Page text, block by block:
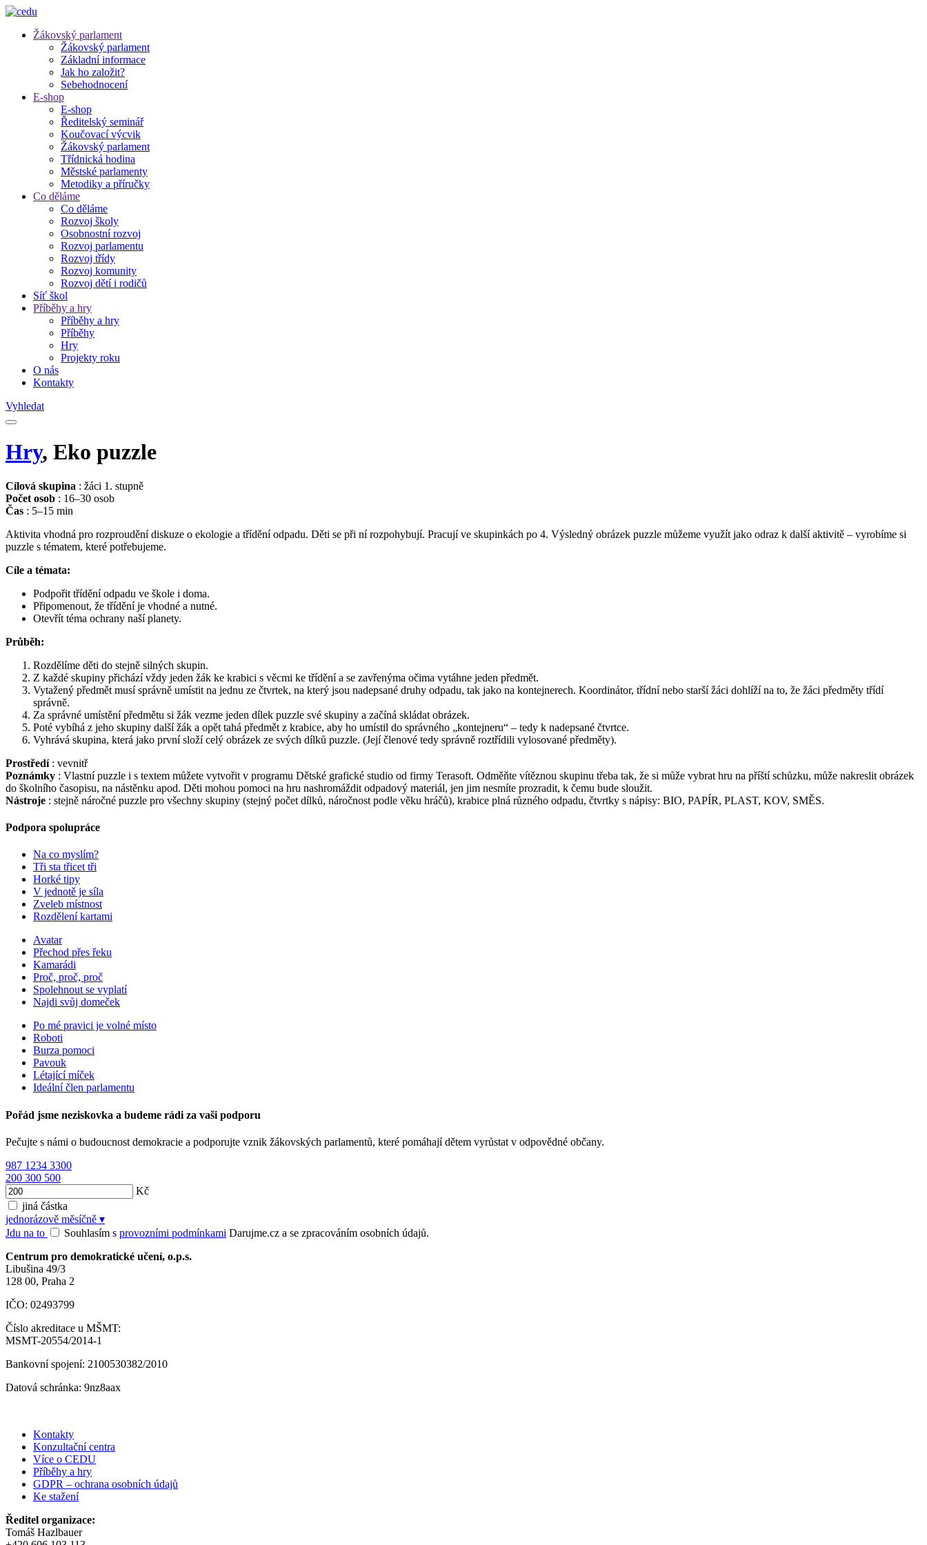
Žákovský parlament
Žákovský parlament
Základní informace
Jak ho založit?
Sebehodnocení
E-shop
E-shop
Ředitelský seminář
Koučovací výcvik
Žákovský parlament
Třídnická hodina
Městské parlamenty
Metodiky a příručky
Co děláme
Co děláme
Rozvoj školy
Osobnostní rozvoj
Rozvoj parlamentu
Rozvoj třídy
Rozvoj komunity
Rozvoj dětí i rodičů
Síť škol
Příběhy a hry
Příběhy a hry
Příběhy
Hry
Projekty roku
O nás
Kontakty
Vyhledat
Hry, Eko puzzle
Cílová skupina : žáci 1. stupně
Počet osob : 16–30 osob
Čas : 5–15 min
Aktivita vhodná pro rozproudění diskuze o ekologie a třídění odpadu. Děti se při ní rozpohybují. Pracují ve skupinkách po 4. Výsledný obrázek puzzle můžeme využít jako odraz k další aktivitě – vyrobíme si
puzzle s tématem, které potřebujeme.
Cíle a témata:
Podpořit třídění odpadu ve škole i doma.
Připomenout, že třídění je vhodné a nutné.
Otevřít téma ochrany naší planety.
Průběh:
Rozdělíme děti do stejně silných skupin.
Z každé skupiny přichází vždy jeden žák ke krabici s věcmi ke třídění a se zavřenýma očima vytáhne jeden předmět.
Vytažený předmět musí správně umístit na jednu ze čtvrtek, na který jsou nadepsané druhy odpadu, tak jako na kontejnerech. Koordinátor, třídní nebo starší žáci dohlíží na to, že žáci předměty třídí
správně.
Za správné umístění předmětu si žák vezme jeden dílek puzzle své skupiny a začíná skládat obrázek.
Poté vybíhá z jeho skupiny další žák a opět tahá předmět z krabice, aby ho umístil do správného „kontejneru“ – tedy k nadepsané čtvrtce.
Vyhrává skupina, která jako první složí celý obrázek ze svých dílků puzzle. (Její členové tedy správně roztřídili vylosované předměty).
Prostředí : vevnitř
Poznámky : Vlastní puzzle i s textem můžete vytvořit v programu Dětské grafické studio od firmy Terasoft. Odměňte vítěznou skupinu třeba tak, že si může vybrat hru na příští schůzku, může nakreslit obrázek
do školního časopisu, na nástěnku apod. Děti mohou pomoci na hru nashromáždit odpadový materiál, jen jim nesmíte prozradit, k čemu bude sloužit.
Nástroje : stejně náročné puzzle pro všechny skupiny (stejný počet dílků, náročnost podle věku hráčů), krabice plná různého odpadu, čtvrtky s nápisy: BIO, PAPÍR, PLAST, KOV, SMĚS.
Podpora spolupráce
Na co myslím?
Tři sta třicet tři
Horké tipy
V jednotě je síla
Zveleb místnost
Rozdělení kartami
Avatar
Přechod přes řeku
Kamarádi
Proč, proč, proč
Spolehnout se vyplatí
Najdi svůj domeček
Po mé pravici je volné místo
Roboti
Burza pomoci
Pavouk
Létající míček
Ideální člen parlamentu
Pořád jsme neziskovka a budeme rádi za vaši podporu
Pečujte s námi o budoucnost demokracie a podporujte vznik žákovských parlamentů, které pomáhají dětem vyrůstat v odpovědné občany.
987 1234 3300
200 300 500
Kč
jiná částka
jednorázově měsíčně ▾
Jdu na to
Souhlasím s provozními podmínkami Darujme.cz a se zpracováním osobních údajů.
Centrum pro demokratické učení, o.p.s.
Libušina 49/3
128 00, Praha 2
IČO: 02493799
Číslo akreditace u MŠMT:
MSMT-20554/2014-1
Bankovní spojení: 2100530382/2010
Datová schránka: 9nz8aax
Kontakty
Konzultační centra
Více o CEDU
Příběhy a hry
GDPR – ochrana osobních údajů
Ke stažení
Ředitel organizace:
Tomáš Hazlbauer